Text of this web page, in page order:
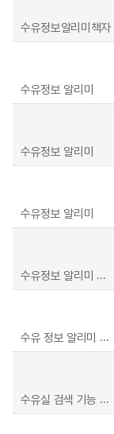
수유정보알리미책자
수유정보 알리미
수유정보 알리미
수유정보 알리미
수유정보 알리미 후기
수유 정보 알리미 이용후기
수유실 검색 기능 엄청 편리하네요!